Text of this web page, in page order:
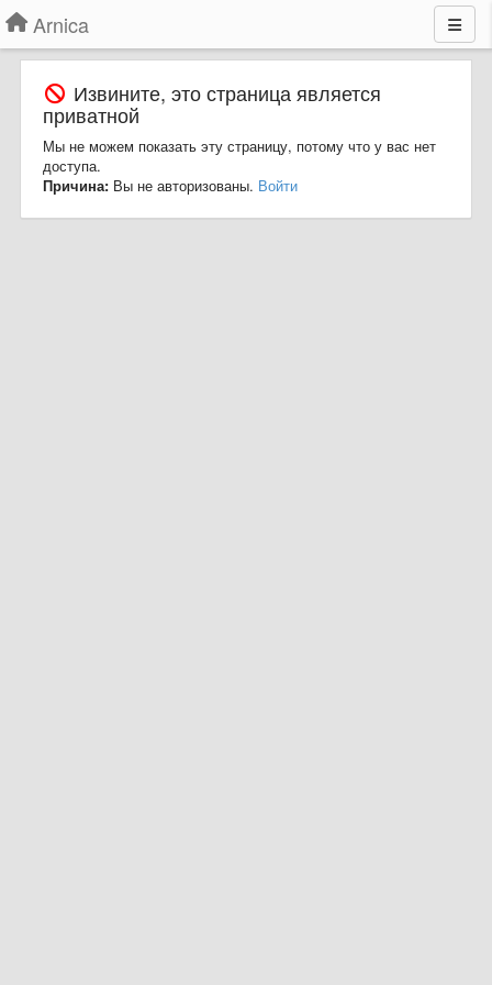
Arnica
Извините, это страница является
приватной
Мы не можем показать эту страницу, потому что у вас нет
доступа.
Причина: Вы не авторизованы. Войти